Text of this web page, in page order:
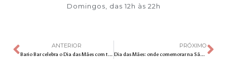
Domingos, das 12h às 22h
ANTERIOR
Bario Bar celebra o Dia das Mães com torneio retrô e cardápio temático
PRÓXIMO
Dia das Mães: onde comemorar na São Paulo Restaurant Week